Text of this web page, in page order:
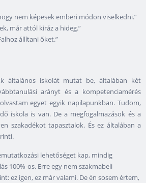
nem képesek emberi módon viselkedni.”
már attól kiráz a hideg.”
állítani őket.”
általános iskolát mutat be, általában két
arányt és a kompetenciamérés
egyet egyik napilapunkban. Tudom,
iskola is van. De a megfogalmazások és a
szakadékot tapasztalok. És ez általában a
lehetőséget kap, mindig
100%-os. Erre egy nem szakmabeli
ez igen, ez már valami. De én sosem értem,